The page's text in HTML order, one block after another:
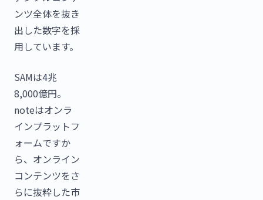
ンツ全体を抜き
出した数字を採
用しています。
SAMは4兆
8,000億円。
noteはオンラ
インプラットフ
ォームですか
ら、オンライン
コンテンツをさ
らに抜粋した市